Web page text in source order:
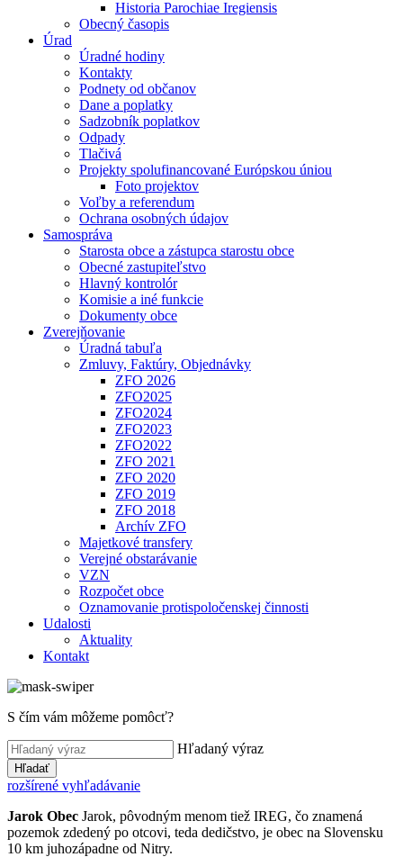
Historia Parochiae Iregiensis
Obecný časopis
Úrad
Úradné hodiny
Kontakty
Podnety od občanov
Dane a poplatky
Sadzobník poplatkov
Odpady
Tlačivá
Projekty spolufinancované Európskou úniou
Foto projektov
Voľby a referendum
Ochrana osobných údajov
Samospráva
Starosta obce a zástupca starostu obce
Obecné zastupiteľstvo
Hlavný kontrolór
Komisie a iné funkcie
Dokumenty obce
Zverejňovanie
Úradná tabuľa
Zmluvy, Faktúry, Objednávky
ZFO 2026
ZFO2025
ZFO2024
ZFO2023
ZFO2022
ZFO 2021
ZFO 2020
ZFO 2019
ZFO 2018
Archív ZFO
Majetkové transfery
Verejné obstarávanie
VZN
Rozpočet obce
Oznamovanie protispoločenskej činnosti
Udalosti
Aktuality
Kontakt
S čím vám môžeme pomôcť?
Hľadaný výraz
Hľadať
rozšírené vyhľadávanie
Jarok Obec Jarok, pôvodným menom tiež IREG, čo znamená
pozemok zdedený po otcovi, teda dedičstvo, je obec na Slovensku
10 km juhozápadne od Nitry.